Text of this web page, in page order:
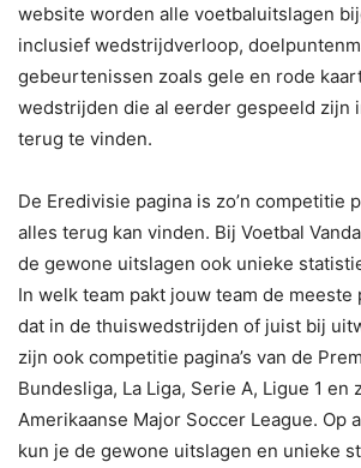
website worden alle voetbaluitslagen
inclusief wedstrijdverloop,
gebeurtenissen zoals gele en rode
wedstrijden die al eerder gespeeld zijn
terug te vinden.
De Eredivisie pagina is zo’n competitie
alles terug kan vinden. Bij Voetbal
de gewone uitslagen ook unieke
In welk team pakt jouw team de meeste
dat in de thuiswedstrijden of juist bij
zijn ook competitie pagina’s van de
Bundesliga, La Liga, Serie A, Ligue 1 en
Amerikaanse Major Soccer League. Op
kun je de gewone uitslagen en unieke